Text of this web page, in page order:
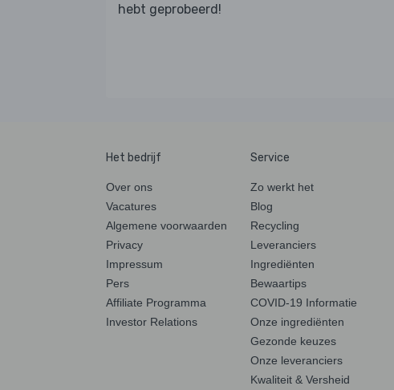
hebt geprobeerd!
Het bedrijf
Over ons
Vacatures
Algemene voorwaarden
Privacy
Impressum
Pers
Affiliate Programma
Investor Relations
Service
Zo werkt het
Blog
Recycling
Leveranciers
Ingrediënten
Bewaartips
COVID-19 Informatie
Onze ingrediënten
Gezonde keuzes
Onze leveranciers
Kwaliteit & Versheid